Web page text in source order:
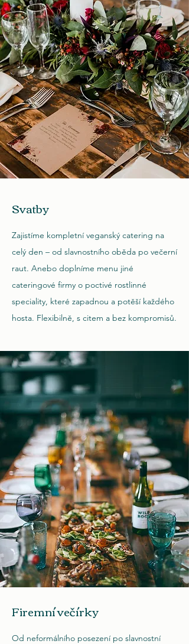
Svatby
Zajistíme kompletní veganský catering na
celý den – od slavnostního oběda po večerní
raut. Anebo doplníme menu jiné
cateringové firmy o poctivé rostlinné
speciality, které zapadnou a potěší každého
hosta. Flexibilně, s citem a bez kompromisů.
Firemní večírky
Od neformálního posezení po slavnostní